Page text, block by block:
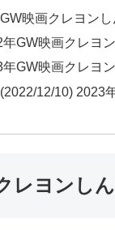
映画クレヨン
年GW映画クレヨ
年GW映画クレヨ
12/10) 2023
レヨンし